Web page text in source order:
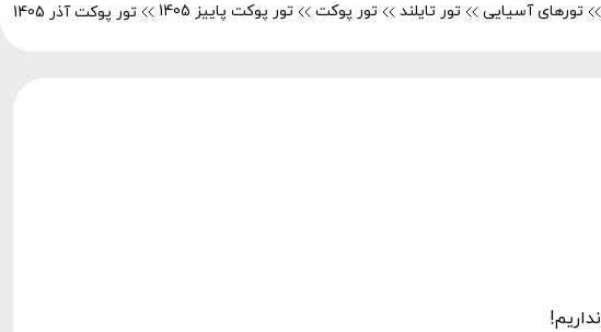
تورهای آسیایی تور تایلند تور پوکت تور پوکت پاییز 1405 تور پوکت آذر 1405
نداریم!